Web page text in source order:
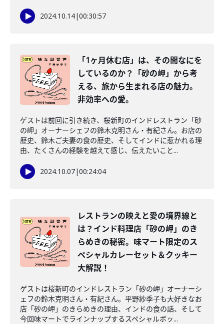
2024.10.14|00:30:57
「1ヶ月休む店」は、その間なにを
しているのか？「砂の岬」から考
える、旅から生まれる店の魅力。
非効率への愛。
ゲストは前回に引き続き、桜新町のインドレストラン「砂
の岬」オーナーシェフの鈴木克明さん・有紀さん。お店の
歴史、鈴木ご夫妻の食の歴史、そしてインドに惹かれる理
由、たくさんの経験を越えて感じ、伝えたいこと...
2024.10.07|00:24:04
レストランの映えと愛の境界線と
は？インド料理店「砂の岬」のき
らめきの秘密。味マート限定のス
ペシャルカレーセット＆クッキー
大解説！
ゲストは桜新町のインドレストラン「砂の岬」オーナーシ
ェフの鈴木克明さん・有紀さん。平野紗季子も大好きなお
店「砂の岬」のきらめきの理由、インドの食の話、そして
今回味マートでラインナップするスペシャルボッ...